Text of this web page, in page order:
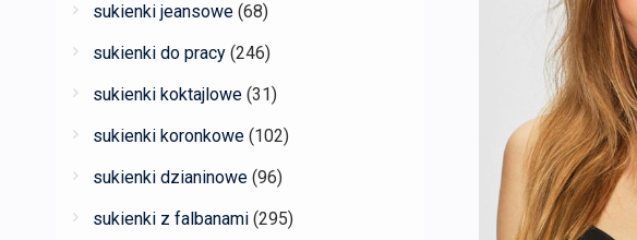
sukienki jeansowe (68)
sukienki do pracy (246)
sukienki koktajlowe (31)
sukienki koronkowe (102)
sukienki dzianinowe (96)
sukienki z falbanami (295)